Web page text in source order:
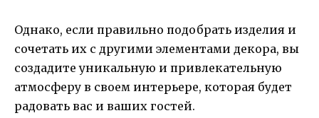
Однако, если правильно подобрать изделия и
сочетать их с другими элементами декора, вы
создадите уникальную и привлекательную
атмосферу в своем интерьере, которая будет
радовать вас и ваших гостей.